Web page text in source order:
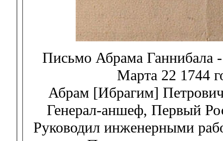
Письмо Абрама Ганнибала
Марта 22 1744
Абрам [Ибрагим]
Генерал-аншеф, Первый
Руководил инженерными